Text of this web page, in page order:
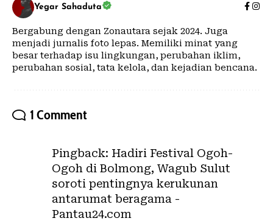
Yegar Sahaduta
Bergabung dengan Zonautara sejak 2024. Juga
menjadi jurnalis foto lepas. Memiliki minat yang
besar terhadap isu lingkungan, perubahan iklim,
perubahan sosial, tata kelola, dan kejadian bencana.
1 Comment
Pingback: Hadiri Festival Ogoh-
Ogoh di Bolmong, Wagub Sulut
soroti pentingnya kerukunan
antarumat beragama -
Pantau24.com